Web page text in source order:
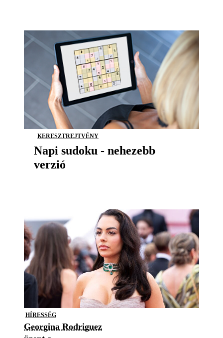
KERESZTREJTVÉNY
Napi sudoku - nehezebb
verzió
HÍRESSÉG
Georgina Rodriguez